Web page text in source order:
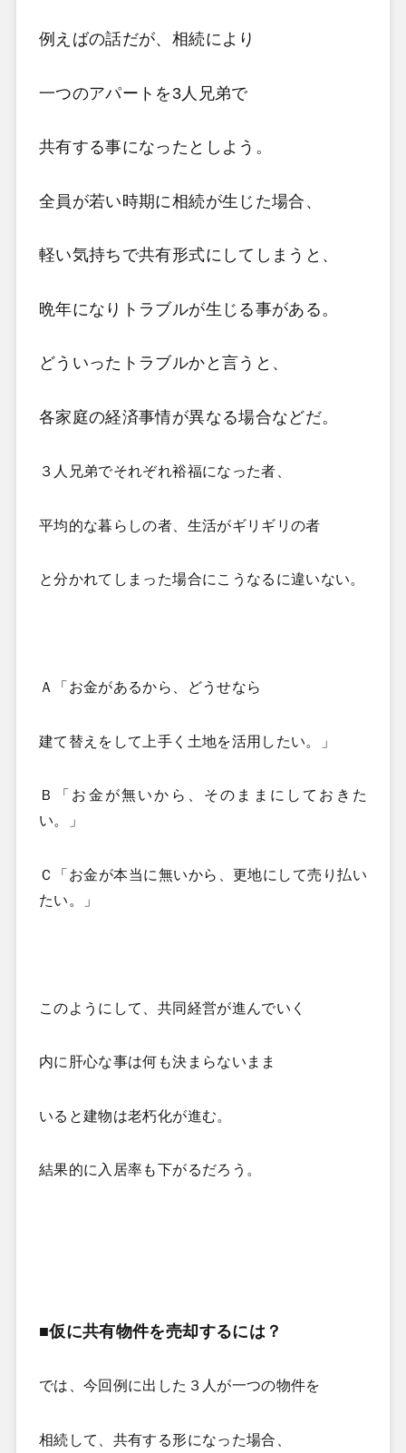
例えばの話だが、相続により
一つのアパートを3人兄弟で
共有する事になったとしよう。
全員が若い時期に相続が生じた場合、
軽い気持ちで共有形式にしてしまうと、
晩年になりトラブルが生じる事がある。
どういったトラブルかと言うと、
各家庭の経済事情が異なる場合などだ。
３人兄弟でそれぞれ裕福になった者、
平均的な暮らしの者、生活がギリギリの者
と分かれてしまった場合にこうなるに違いない。
Ａ「お金があるから、どうせなら
建て替えをして上手く土地を活用したい。」
Ｂ「お金が無いから、そのままにしておきた
い。」
Ｃ「お金が本当に無いから、更地にして売り払い
たい。」
このようにして、共同経営が進んでいく
内に肝心な事は何も決まらないまま
いると建物は老朽化が進む。
結果的に入居率も下がるだろう。
■仮に共有物件を売却するには？
では、今回例に出した３人が一つの物件を
相続して、 共有する形になった場合、